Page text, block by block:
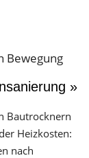
»
Bautrocknern
Heizkosten:
nach